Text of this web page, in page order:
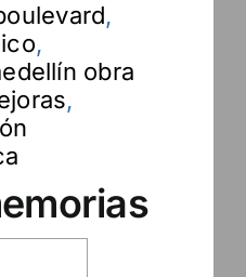
,
,
obra
,